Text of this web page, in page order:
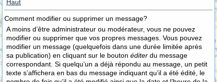
Haut
Comment modifier ou supprimer un message?
A moins d’être administrateur ou modérateur, vous ne pouvez
modifier ou supprimer que vos propres messages. Vous pouvez
modifier un message (quelquefois dans une durée limitée après
sa publication) en cliquant sur le bouton éditer du message
correspondant. Si quelqu’un a déjà répondu au message, un petit
texte s’affichera en bas du message indiquant qu’il a été édité, le